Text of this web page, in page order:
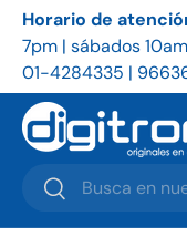
Ir al contenido
Horario de
7pm | sábados
01-4284335 |
Buscar
Buscar